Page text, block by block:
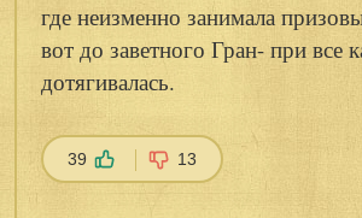
где неизменно занимала
вот до заветного Гран- при все
дотягивалась.
39 13